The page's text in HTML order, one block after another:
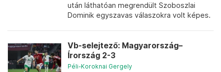
után láthatóan megrendült Szoboszlai
Dominik egyszavas válaszokra volt képes.
Vb-selejtező: Magyarország–
Írország 2-3
Péli-Koroknai Gergely